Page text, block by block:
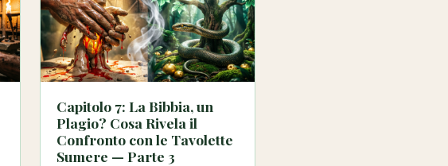
Capitolo 7: La Bibbia, un
Plagio? Cosa Rivela il
Confronto con le Tavolette
Sumere — Parte 3